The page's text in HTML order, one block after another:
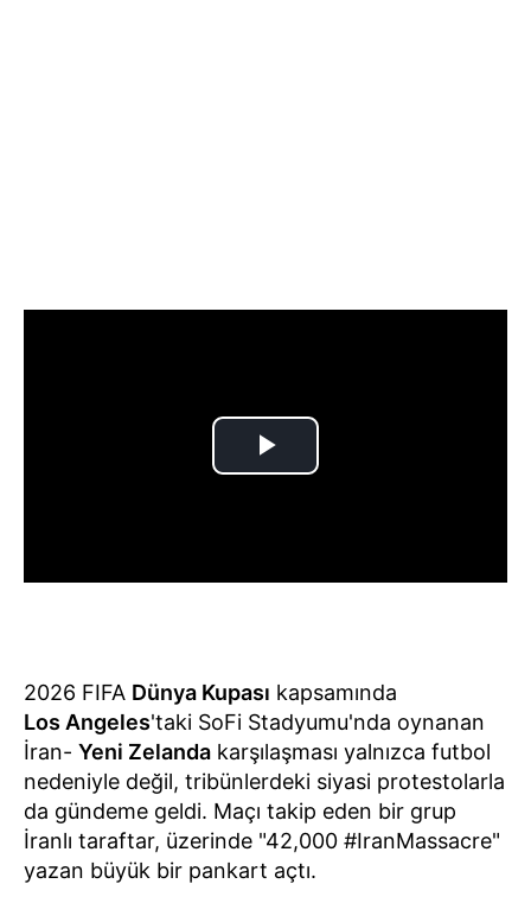
2026 FIFA Dünya Kupası kapsamında
Los Angeles'taki SoFi Stadyumu'nda oynanan
İran- Yeni Zelanda karşılaşması yalnızca futbol
nedeniyle değil, tribünlerdeki siyasi protestolarla
da gündeme geldi. Maçı takip eden bir grup
İranlı taraftar, üzerinde "42,000 #IranMassacre"
yazan büyük bir pankart açtı.